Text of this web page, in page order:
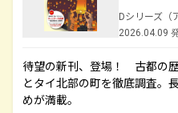
Dシリーズ（
2026.04.09
待望の新刊、登場！ 古都の
とタイ北部の町を徹底調査。
めが満載。